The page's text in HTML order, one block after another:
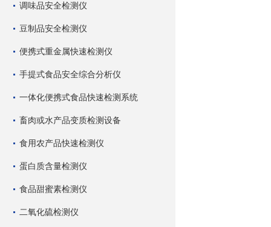
调味品安全检测仪
豆制品安全检测仪
便携式重金属快速检测仪
手提式食品安全综合分析仪
一体化便携式食品快速检测系统
畜肉或水产品变质检测设备
食用农产品快速检测仪
蛋白质含量检测仪
食品甜蜜素检测仪
二氧化硫检测仪